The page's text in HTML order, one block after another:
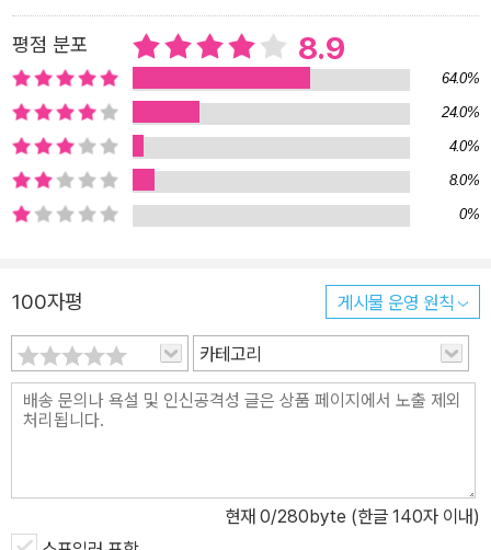
아보는 사색의 시간을 겪으면서, 에드나는 오랜 세월 억눌린 채 잠들
어 있던 자기 안의 열망들에 조금씩 귀를 기울이기 시작한다. 그리고
그곳 별장 주인의 아들인 매력적인 청년 로베르에게 사랑을 느끼게
된다. 지금까지 여성으로서, 그리고 어머니로서 세상의 기대치에 맞
춰 살아온 에드나는 생전 처음 느껴 보는 삶의 기쁨과 해방감을 맛본
다. 그러나 로베르는 유부녀인 에드나와의 사랑으로 고뇌하다 갑작스
레 멕시코로 떠나 버리고, 휴가지에서 집으로 돌아온 에드나는 이전
과는 다른 태도의 삶을 살아가기 시작한다. 이후 에드나는 그동안 당
라보게 된다. 자신을 하나의 소유물로 생각하는 남편과의 결혼 생활
에 회의를 느끼며, 세상의 평판이나 체면, 의무보다 스스로의 의지에
따라 행동하는 자유롭고 독립적인 삶을 추구하기 시작한다. 의무적으
로 행하던 집안 행사보다 그림 그리기와 독서에 몰두하고, 고독을 즐
기면서 홀로 낯선 곳을 배회하곤 하여 남편을 놀라게 하기도 한다. 남
을 중시하는 인물인 남편에게 에드나는 점점 더 이해할 수 없는 존재
가 되어 가지만, 그녀는 그럴수록 오히려 자신이 <삶의 저변을 더 깊
평점 분포 8.9
64.0%
24.0%
4.0%
8.0%
0%
100자평 게시물 운영 원칙
카테고리
현재 0/280byte (한글 140자 이내)